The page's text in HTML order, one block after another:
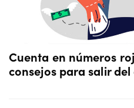
Cuenta en números
consejos para salir